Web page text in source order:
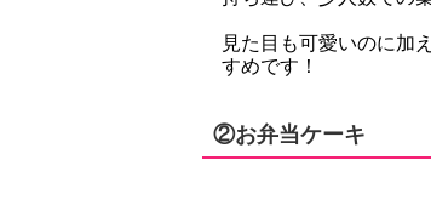
見た目も可愛いのに加
すめです！
②お弁当ケーキ